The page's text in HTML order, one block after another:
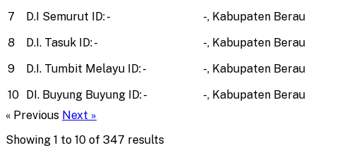
7 D.I Semurut ID: - -, Kabupaten Berau
8 D.I. Tasuk ID: - -, Kabupaten Berau
9 D.I. Tumbit Melayu ID: - -, Kabupaten Berau
10 DI. Buyung Buyung ID: - -, Kabupaten Berau
« Previous Next »
Showing 1 to 10 of 347 results